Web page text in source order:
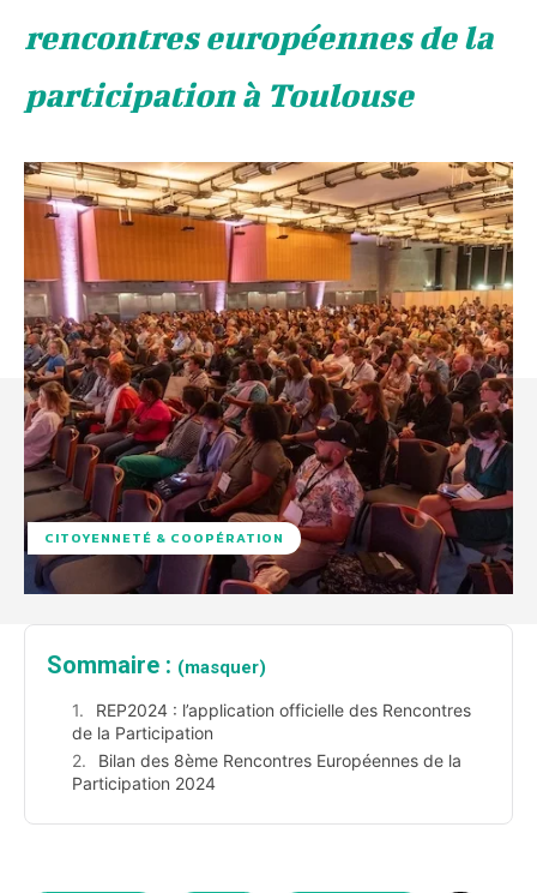
rencontres européennes de la
participation à Toulouse
CITOYENNETÉ & COOPÉRATION
Sommaire : (masquer)
REP2024 : l’application officielle des Rencontres
de la Participation
Bilan des 8ème Rencontres Européennes de la
Participation 2024